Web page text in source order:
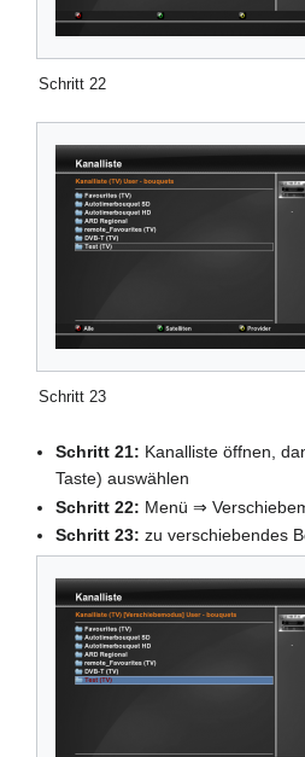
Schritt 22
Schritt 23
Schritt 21: Kanalliste öffnen,
Taste) auswählen
Schritt 22: Menü ⇒
Schritt 23: zu verschiebendes